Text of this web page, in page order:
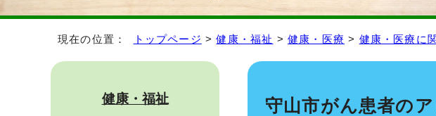
現在の位置： トップページ >健康・福祉 >健康・医療 > 健康・医療に
守山市がん患者の
健康・福祉